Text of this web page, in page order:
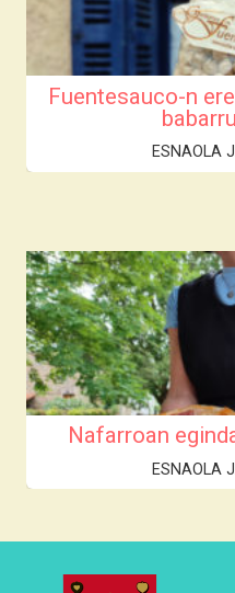
Fuentesauco-n
ESNAOLA
Nafarroan
ESNAOLA